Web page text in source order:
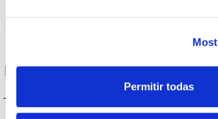
Permitir todas
Funcionament condition